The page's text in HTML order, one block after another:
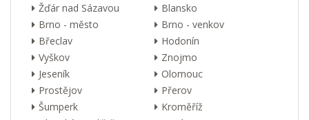
Žďár nad Sázavou
Blansko
Brno - město
Brno - venkov
Břeclav
Hodonín
Vyškov
Znojmo
Jeseník
Olomouc
Prostějov
Přerov
Šumperk
Kroměříž